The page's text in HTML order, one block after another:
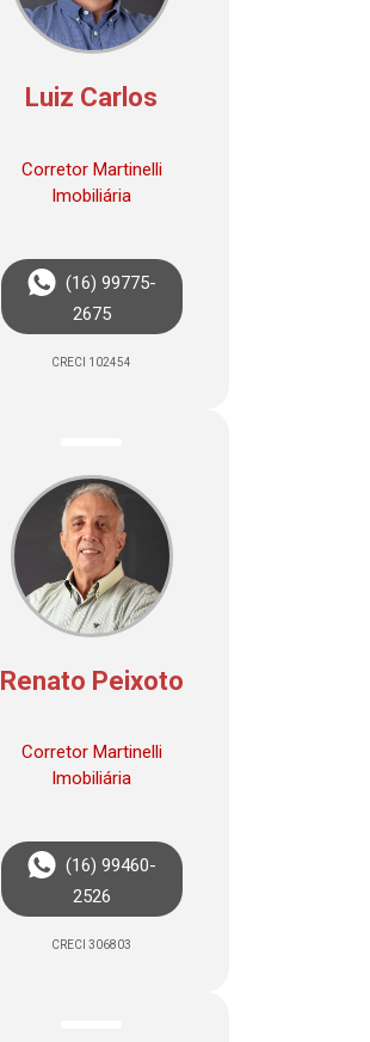
Luiz Carlos
Corretor Martinelli
Imobiliária
(16) 99775-
2675
CRECI 102454
Renato Peixoto
Corretor Martinelli
Imobiliária
(16) 99460-
2526
CRECI 306803